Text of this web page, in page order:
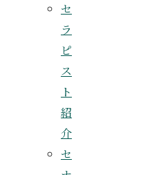
セ
ラ
ピ
ス
ト
紹
介
セ